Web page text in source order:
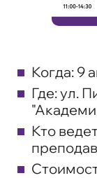
Когда: 9
Где:ул.
Кто